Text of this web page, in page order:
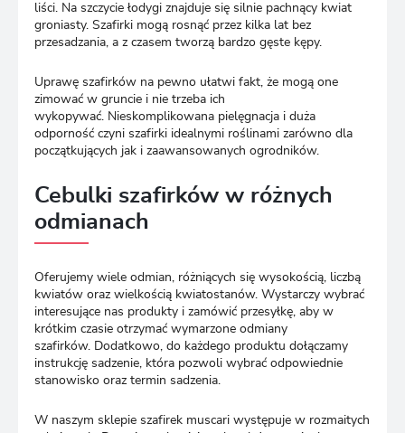
liści. Na szczycie łodygi znajduje się silnie pachnący kwiat
groniasty. Szafirki mogą rosnąć przez kilka lat bez
przesadzania, a z czasem tworzą bardzo gęste kępy.
Uprawę szafirków na pewno ułatwi fakt, że mogą one
zimować w gruncie i nie trzeba ich
wykopywać.
Nieskomplikowana pielęgnacja i duża
odporność czyni szafirki idealnymi roślinami zarówno dla
początkujących jak i zaawansowanych ogrodników.
Cebulki szafirków w różnych
odmianach
Oferujemy wiele odmian, różniących się wysokością, liczbą
kwiatów oraz wielkością kwiatostanów. Wystarczy wybrać
interesujące nas produkty i zamówić przesyłkę, aby w
krótkim czasie otrzymać wymarzone odmiany
szafirków. Dodatkowo, do każdego produktu dołączamy
instrukcję sadzenie, która pozwoli wybrać odpowiednie
stanowisko oraz termin sadzenia.
W naszym sklepie szafirek muscari występuje w rozmaitych